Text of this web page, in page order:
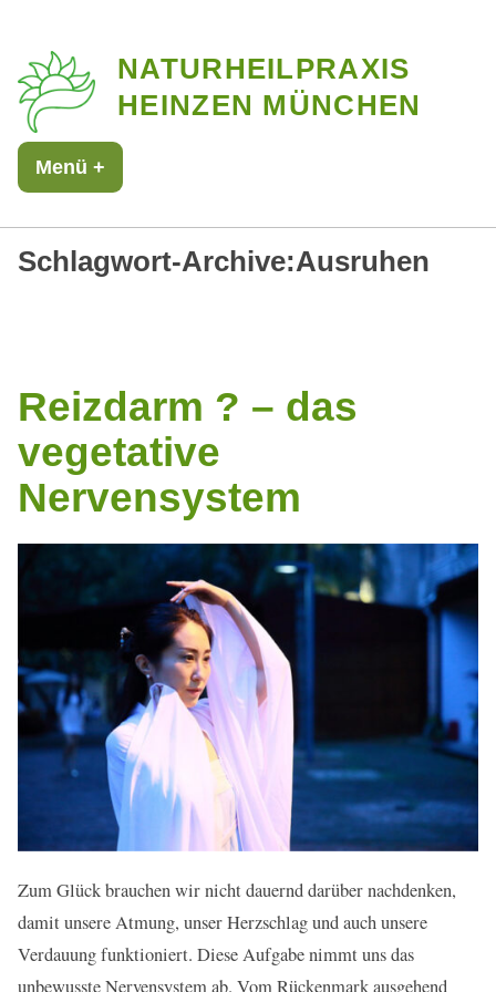
Inhalt
springen
NATURHEILPRAXIS
HEINZEN MÜNCHEN
Menü +
Schlagwort-Archive:Ausruhen
Reizdarm ? – das
vegetative
Nervensystem
Zum Glück brauchen wir nicht dauernd darüber nachdenken,
damit unsere Atmung, unser Herzschlag und auch unsere
Verdauung funktioniert. Diese Aufgabe nimmt uns das
unbewusste Nervensystem ab. Vom Rückenmark ausgehend